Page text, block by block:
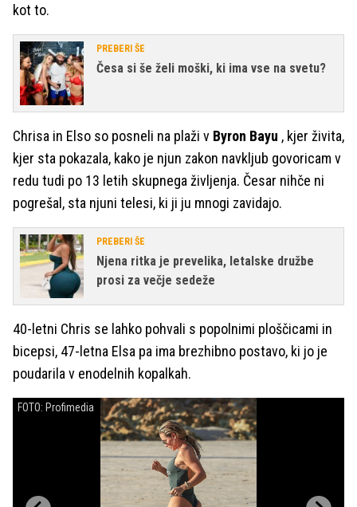
kot to.
PREBERI ŠE
Česa si še želi moški, ki ima vse na svetu?
Chrisa in Elso so posneli na plaži v Byron Bayu , kjer živita,
kjer sta pokazala, kako je njun zakon navkljub govoricam v
redu tudi po 13 letih skupnega življenja. Česar nihče ni
pogrešal, sta njuni telesi, ki ji ju mnogi zavidajo.
PREBERI ŠE
Njena ritka je prevelika, letalske družbe
prosi za večje sedeže
40-letni Chris se lahko pohvali s popolnimi ploščicami in
bicepsi, 47-letna Elsa pa ima brezhibno postavo, ki jo je
poudarila v enodelnih kopalkah.
FOTO: Profimedia